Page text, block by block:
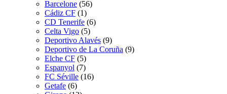
Barcelone (56)
Cádiz CF (1)
CD Tenerife (6)
Celta Vigo (5)
Deportivo Alavés (9)
Deportivo de La Coruña (9)
Elche CF (5)
Espanyol (7)
FC Séville (16)
Getafe (6)